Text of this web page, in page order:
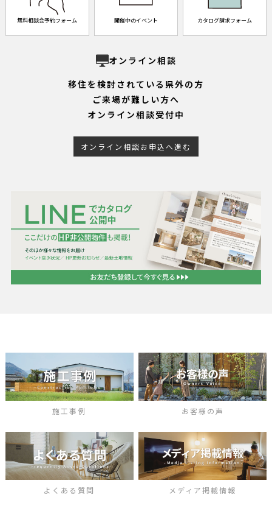
無料相談会予約フォーム 開催中のイベント カタログ請求フォーム
オンライン相談
移住を検討されている県外の方
ご来場が難しい方へ
オンライン相談受付中
オンライン相談お申込へ進む
施工事例 お客様の声
よくある質問 メディア掲載情報